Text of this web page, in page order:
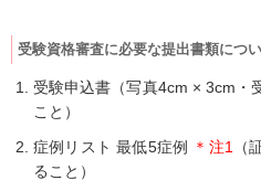
受験資格審査に必要な提出書類につ
受験申込書（写真4cm × 3cm・
こと）
症例リスト 最低5症例
＊注1
（
ること）